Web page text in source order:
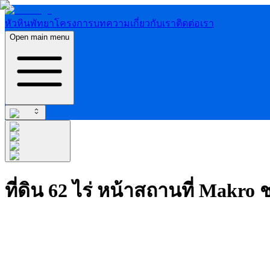
หัวหินพัทยาโครงการบทความเกี่ยวกับเราติดต่อเรา
Open main menu
ที่ดิน 62 ไร่ หน้าสถานที่ Makro